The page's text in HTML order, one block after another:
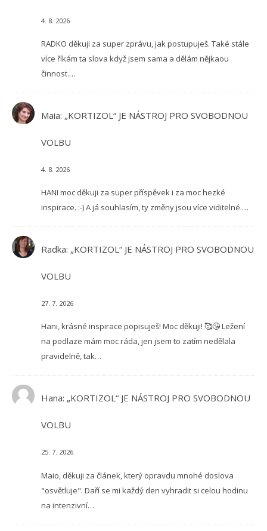
4. 8. 2026
RADKO děkuji za super zprávu, jak postupuješ. Také stále
více říkám ta slova když jsem sama a dělám nějkaou
činnost.…
Maia: „KORTIZOL“ JE NÁSTROJ PRO SVOBODNOU
VOLBU
4. 8. 2026
HANI moc děkuji za super příspěvek i za moc hezké
inspirace. :-) A já souhlasím, ty změny jsou více viditelné.…
Radka: „KORTIZOL“ JE NÁSTROJ PRO SVOBODNOU
VOLBU
27. 7. 2026
Hani, krásné inspirace popisuješ! Moc děkuji! 🥰😘 Ležení
na podlaze mám moc ráda, jen jsem to zatím nedělala
pravidelně, tak…
Hana: „KORTIZOL“ JE NÁSTROJ PRO SVOBODNOU
VOLBU
25. 7. 2026
Maio, děkuji za článek, který opravdu mnohé doslova
"osvětluje". Daří se mi každý den vyhradit si celou hodinu
na intenzivní…